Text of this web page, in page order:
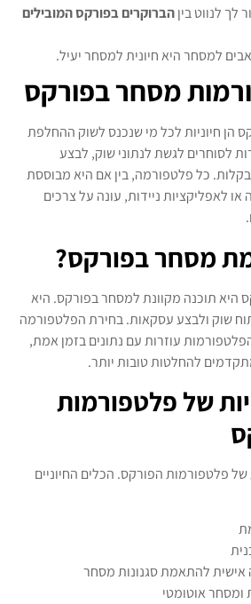
לך לנווט ביןהברוקרים בפורקס המובילים
למסחר היא חיונית למסחר יעיל.
מסחר בפורקס
הן חיוניות לכל מי שנכנס לשוק ההחלפת
לסוחרים לגשת לנתוני שוק, לבצע
כל פלטפורמה, בין אם היא מבוססת
לאפליקציות ניידות, עונה על צרכים
מסחר בפורקס?
היא תוכנה מקוונת למסחר בפורקס. היא
שוק ולבצע עסקאות. בחירת הפלטפורמה
עוזרות עם נתונים בזמן אמת,
להחלטות טובות יותר.
של פלטפורמות
פלטפורמות הפורקס. הכלים החיוניים
להתאמת סגנונות מסחר
אוטומטי